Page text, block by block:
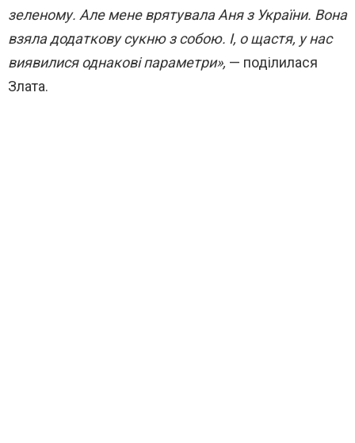
зеленому. Але мене врятувала Аня з України. Вона
взяла додаткову сукню з собою. І, о щастя, у нас
виявилися однакові параметри», — поділилася
Злата.